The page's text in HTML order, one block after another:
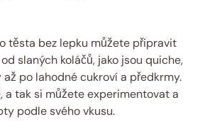
těsta bez lepku můžete připravit
slaných koláčů, jako jsou quiche,
po lahodné cukroví a předkrmy.
a tak si můžete experimentovat a
podle svého vkusu.